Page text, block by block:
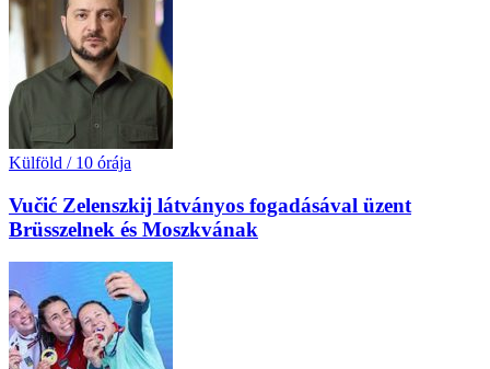
Külföld / 10 órája
Vučić Zelenszkij látványos fogadásával üzent
Brüsszelnek és Moszkvának